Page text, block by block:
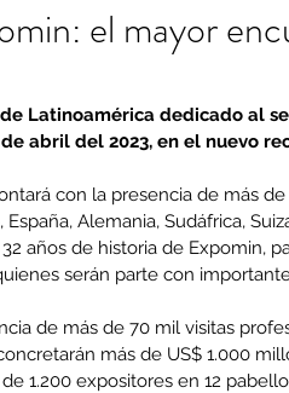
el mayor
Latinoamérica dedicado al
abril del 2023, en el nuevo
con la presencia de más
Alemania, Sudáfrica,
años de historia de Expomin,
serán parte con
de más de 70 mil visitas
más de US$ 1.000
1.200 expositores en 12